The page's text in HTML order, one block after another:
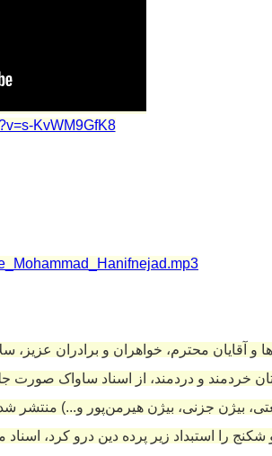
KvWM9GfK8
و آقایان محترم، خواهران و برادران عزیز،
خردمند و دردمند، از اسناد ساواک صورت
بیژن جزنی، بیژن هیرمن‌پور و...) منتشر
شکنج را استبداد زیر پرده دین درو کرد،